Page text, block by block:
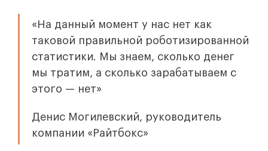
«На данный момент у нас нет как
таковой правильной роботизированной
статистики. Мы знаем, сколько денег
мы тратим, а сколько зарабатываем с
этого — нет»
Денис Могилевский, руководитель
компании «Райтбокс»